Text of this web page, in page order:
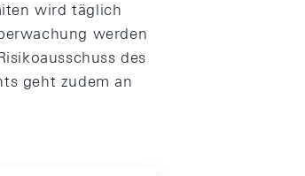
wird täglich
werden
des
geht zudem an